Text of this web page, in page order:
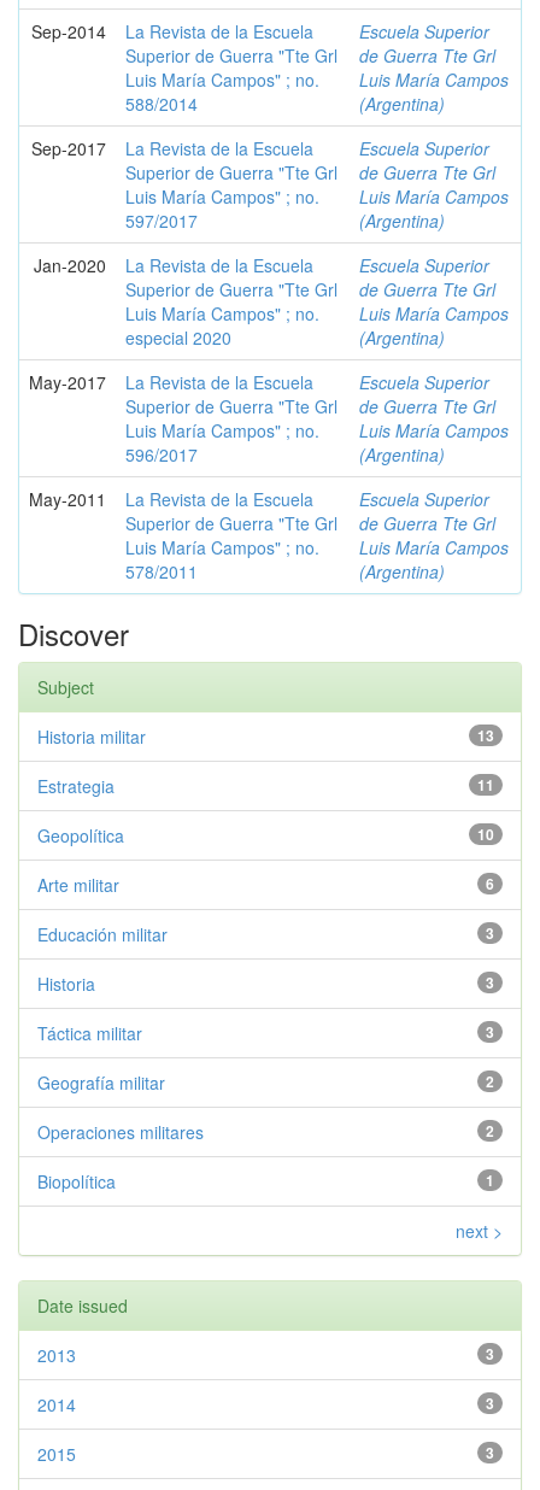
Sep-2014
La Revista de la Escuela
Superior de Guerra "Tte Grl
Luis María Campos" ; no.
588/2014
Escuela Superior
de Guerra Tte Grl
Luis María Campos
(Argentina)
Sep-2017
La Revista de la Escuela
Superior de Guerra "Tte Grl
Luis María Campos" ; no.
597/2017
Escuela Superior
de Guerra Tte Grl
Luis María Campos
(Argentina)
Jan-2020
La Revista de la Escuela
Superior de Guerra "Tte Grl
Luis María Campos" ; no.
especial 2020
Escuela Superior
de Guerra Tte Grl
Luis María Campos
(Argentina)
May-2017
La Revista de la Escuela
Superior de Guerra "Tte Grl
Luis María Campos" ; no.
596/2017
Escuela Superior
de Guerra Tte Grl
Luis María Campos
(Argentina)
May-2011
La Revista de la Escuela
Superior de Guerra "Tte Grl
Luis María Campos" ; no.
578/2011
Escuela Superior
de Guerra Tte Grl
Luis María Campos
(Argentina)
Discover
Subject
13
Historia militar
11
Estrategia
10
Geopolítica
6
Arte militar
3
Educación militar
3
Historia
3
Táctica militar
2
Geografía militar
2
Operaciones militares
1
Biopolítica
next >
Date issued
3
2013
3
2014
3
2015